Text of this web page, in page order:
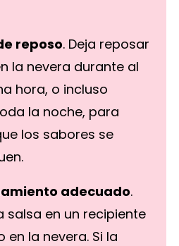
reposo. Deja reposar
la nevera durante al
hora, o incluso
la noche, para
los sabores se
adecuado.
salsa en un recipiente
en la nevera. Si la